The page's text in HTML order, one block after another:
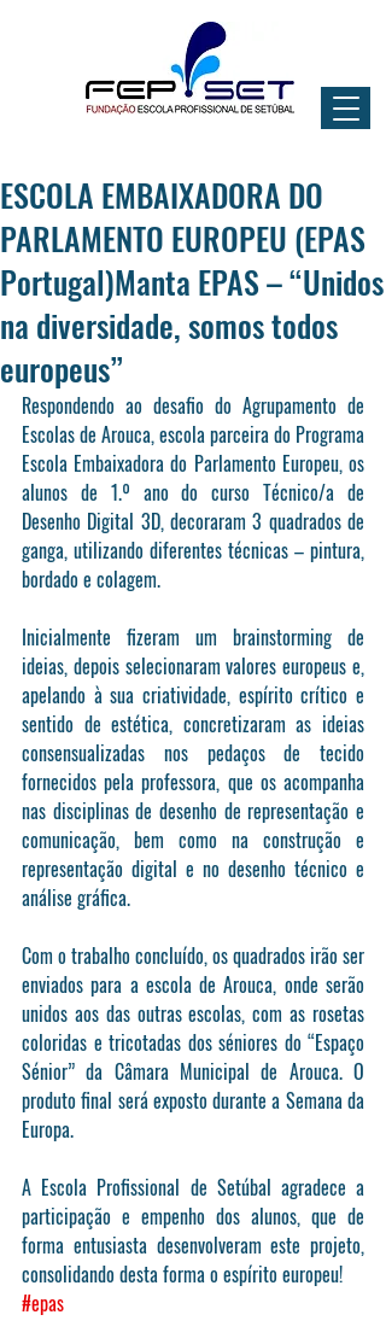
ESCOLA EMBAIXADORA DO
PARLAMENTO EUROPEU (EPAS
Portugal)Manta EPAS – “Unidos
na diversidade, somos todos
europeus”
Respondendo ao desafio do Agrupamento de
Escolas de Arouca, escola parceira do Programa
Escola Embaixadora do Parlamento Europeu, os
alunos de 1.º ano do curso Técnico/a de
Desenho Digital 3D, decoraram 3 quadrados de
ganga, utilizando diferentes técnicas – pintura,
bordado e colagem.
Inicialmente fizeram um brainstorming de
ideias, depois selecionaram valores europeus e,
apelando à sua criatividade, espírito crítico e
sentido de estética, concretizaram as ideias
consensualizadas nos pedaços de tecido
fornecidos pela professora, que os acompanha
nas disciplinas de desenho de representação e
comunicação, bem como na construção e
representação digital e no desenho técnico e
análise gráfica.
Com o trabalho concluído, os quadrados irão ser
enviados para a escola de Arouca, onde serão
unidos aos das outras escolas, com as rosetas
coloridas e tricotadas dos séniores do “Espaço
Sénior” da Câmara Municipal de Arouca. O
produto final será exposto durante a Semana da
Europa.
A Escola Profissional de Setúbal agradece a
participação e empenho dos alunos, que de
forma entusiasta desenvolveram este projeto,
consolidando desta forma o espírito europeu!
#epas